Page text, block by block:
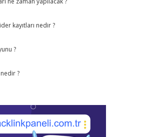
kayıtları nedir ?
?
?